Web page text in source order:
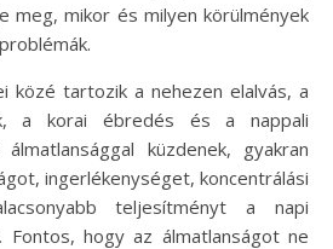
meg, mikor és milyen körülmények
közé tartozik a nehezen elalvás, a
a korai ébredés és a nappali
küzdenek, gyakran
ingerlékenységet, koncentrálási
teljesítményt a napi
Fontos, hogy az álmatlanságot ne